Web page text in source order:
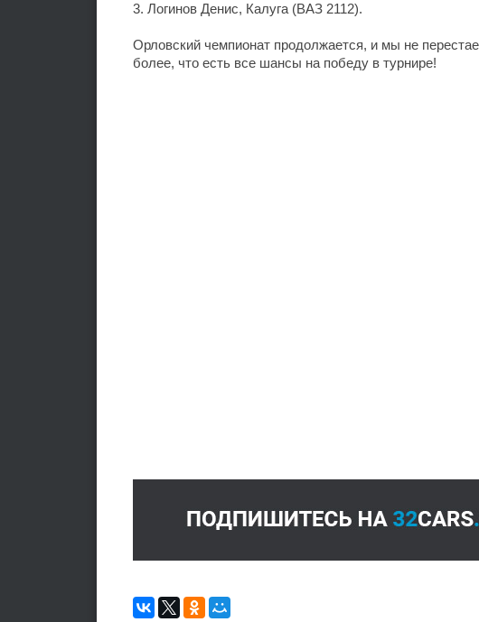
3. Логинов Денис, Калуга (ВАЗ 2112).
Орловский чемпионат продолжается, и мы не
более, что есть все шансы на победу в турнире!